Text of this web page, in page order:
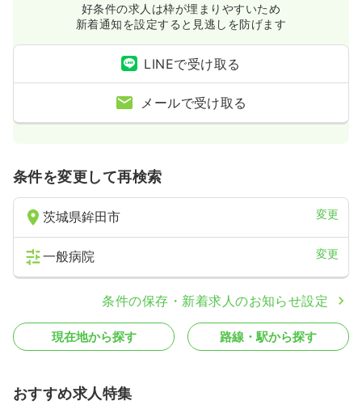
気になる 詳細を見る
時給1,400円以上可
気になる
好条件の求人は枠が埋まりやすいため
新着通知を設定すると見逃しを防げます
LINEで受け取る
メールで受け取る
条件を変更して再検索
茨城県鉾田市 変更
一般病院 変更
条件の保存・新着求人のお知らせ設定
現在地から探す 路線・駅から探す
おすすめ求人特集